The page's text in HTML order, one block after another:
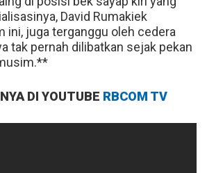
David Rumakiek
ini, juga terganggu oleh cedera
tak pernah dilibatkan sejak pekan
DI YOUTUBE RBCOM TV